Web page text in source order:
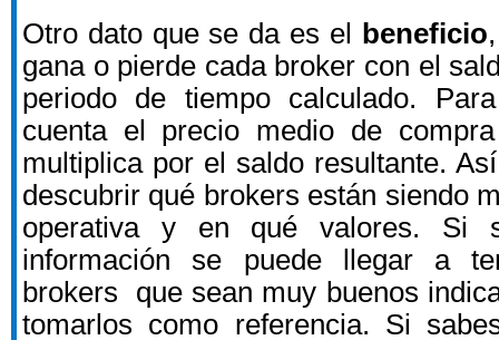
Otro dato que se da es el
beneficio
gana o pierde cada broker con el
periodo de tiempo calculado.
cuenta el precio medio de
multiplica por el saldo resultante.
descubrir qué brokers están siendo
operativa y en qué valores. Si
información se puede llegar a
brokers que sean muy buenos
tomarlos como referencia. Si